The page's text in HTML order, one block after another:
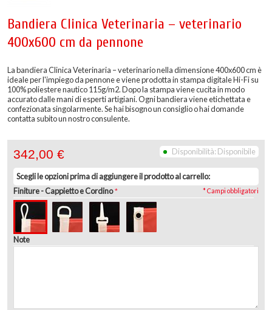
Bandiera Clinica Veterinaria – veterinario
400x600 cm da pennone
La bandiera Clinica Veterinaria – veterinario nella dimensione 400x600 cm è
ideale per l'impiego da pennone e viene prodotta in stampa digitale Hi-Fi su
100% poliestere nautico 115g/m2. Dopo la stampa viene cucita in modo
accurato dalle mani di esperti artigiani. Ogni bandiera viene etichettata e
confezionata singolarmente. Se hai bisogno un consiglio o hai domande
contatta subito un nostro consulente.
Disponibilità: Disponibile
342,00 €
Scegli le opzioni prima di aggiungere il prodotto al carrello:
Finiture- Cappietto e Cordino
Note
* Campi obbligatori